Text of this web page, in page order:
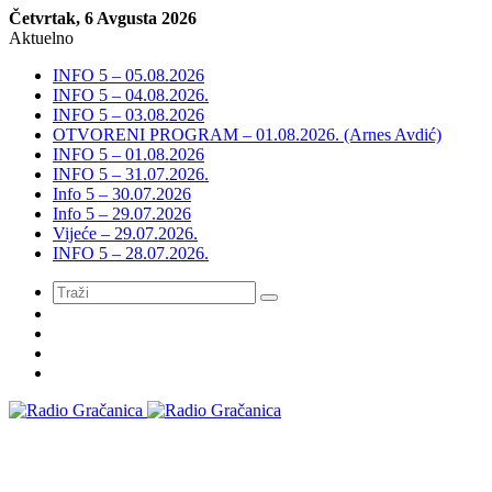
Četvrtak, 6 Avgusta 2026
Aktuelno
INFO 5 – 05.08.2026
INFO 5 – 04.08.2026.
INFO 5 – 03.08.2026
OTVORENI PROGRAM – 01.08.2026. (Arnes Avdić)
INFO 5 – 01.08.2026
INFO 5 – 31.07.2026.
Info 5 – 30.07.2026
Info 5 – 29.07.2026
Vijeće – 29.07.2026.
INFO 5 – 28.07.2026.
Meni